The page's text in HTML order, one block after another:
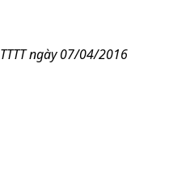
ngày 07/04/2016